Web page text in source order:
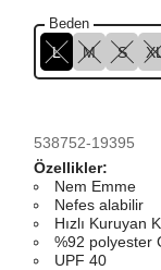
Beden
L M S
538752-19395
Özellikler:
Nem Emme
Nefes alabilir
Hızlı Kuruyan
%92 polyester
UPF 40